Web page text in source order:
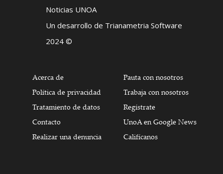
Noticias UNOA
Un desarrollo de Trianametria Software
2024 ©
Acerca de
Política de privacidad
Tratamiento de datos
Contacto
Realizar una denuncia
Pauta con nosotros
Trabaja con nosotros
Regístrate
UnoA en Google News
Califícanos